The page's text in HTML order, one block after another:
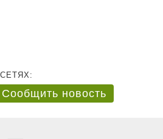
Сообщить новость